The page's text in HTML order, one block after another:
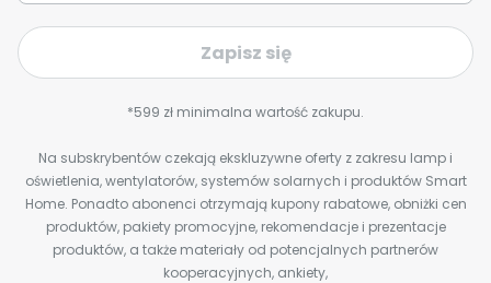
Zapisz się
*599 zł minimalna wartość zakupu.
Na subskrybentów czekają ekskluzywne oferty z zakresu lamp i
oświetlenia, wentylatorów, systemów solarnych i produktów Smart
Home. Ponadto abonenci otrzymają kupony rabatowe, obniżki cen
produktów, pakiety promocyjne, rekomendacje i prezentacje
produktów, a także materiały od potencjalnych partnerów
kooperacyjnych, ankiety,